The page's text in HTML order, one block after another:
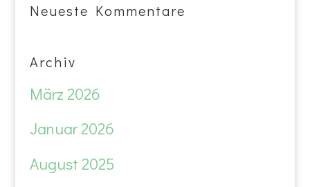
Neueste Kommentare
Archiv
März 2026
Januar 2026
August 2025